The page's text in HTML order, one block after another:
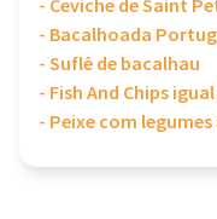
- Ceviche de Saint
- Bacalhoada
- Suflê de bacalhau
- Fish And Chips
- Peixe com